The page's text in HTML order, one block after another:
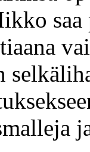
saa